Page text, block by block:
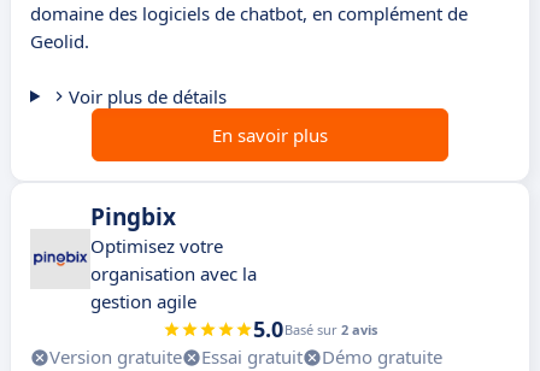
domaine des logiciels de chatbot, en complément de
Geolid.
Voir plus de détails
En savoir plus
Pingbix
Optimisez votre
organisation avec la
gestion agile
5.0Basé sur 2 avis
Version gratuite Essai gratuit
Démo gratuite